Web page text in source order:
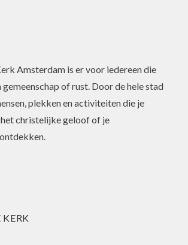
Amsterdam is er voor iedereen die
gemeenschap of rust. Door de hele stad
plekken en activiteiten die je
het christelijke geloof of je